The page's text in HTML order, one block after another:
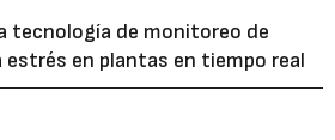
tecnología de monitoreo de
en plantas en tiempo real